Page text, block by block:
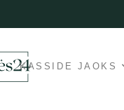
KASSIDE JAOKS